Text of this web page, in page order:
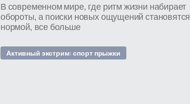
В современном мире, где ритм жизни набирает
обороты, а поиски новых ощущений становятся
нормой, все больше
Активный экстрим: спорт прыжки